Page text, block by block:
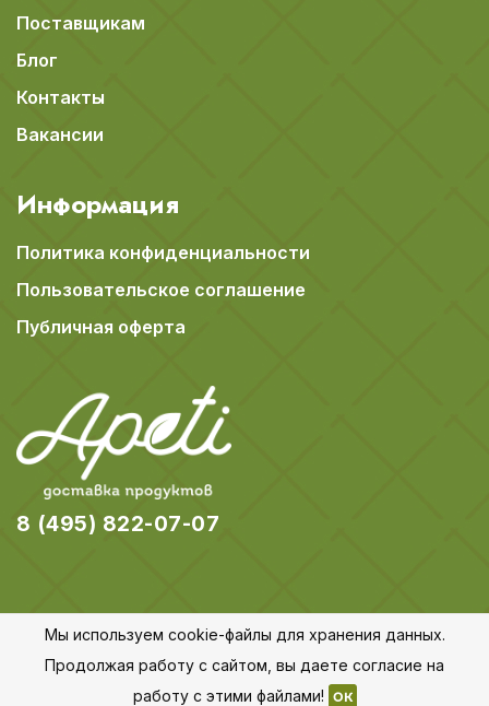
Поставщикам
Блог
Контакты
Вакансии
Информация
Политика конфиденциальности
Пользовательское соглашение
Публичная оферта
8 (495) 822-07-07
© 2018-2026 Apeti.ru,Карта сайта
Мы используем cookie-файлы для хранения данных.
Продолжая работу с сайтом, вы даете согласие на
работу с этими файлами!
OK